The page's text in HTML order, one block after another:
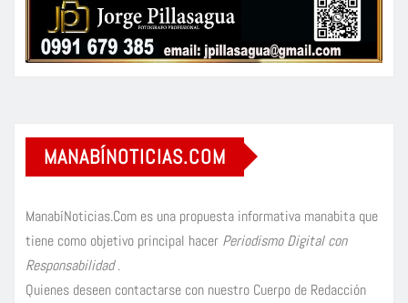
MANABÍNOTICIAS.COM
ManabíNoticias.Com es una propuesta informativa manabita que
tiene como objetivo principal hacer Periodismo Digital con
Responsabilidad.
Quienes deseen contactarse con nuestro Cuerpo de Redacción